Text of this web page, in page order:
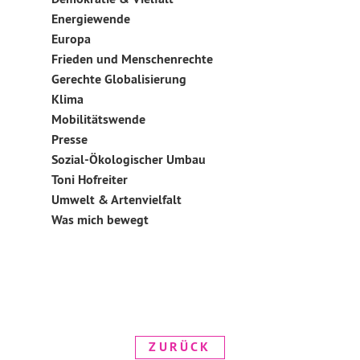
Energiewende
Europa
Frieden und Menschenrechte
Gerechte Globalisierung
Klima
Mobilitätswende
Presse
Sozial-Ökologischer Umbau
Toni Hofreiter
Umwelt & Artenvielfalt
Was mich bewegt
ZURÜCK